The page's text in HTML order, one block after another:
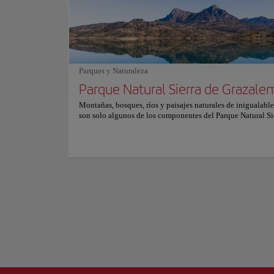
experiencia culinaria inolvidable. Una parada obligada para
cualquier aficionado a la alta cocina o gourmet. Para
información sobre reservas y precios, consulte su sitio
Por favor, tenga en cuenta que se trata de un restaurante de
y la disponibilidad puede cambiar fuera de temporada.
Parques y Naturaleza
Parque Natural Sierra de
Montañas, bosques, ríos y paisajes naturales de
son solo algunos de los componentes del Parque Natural
Enclavado en la
Este singular
integran a la
El casco urbano
cuevas naturales
sirven ahora de
Setenil de las
estancia